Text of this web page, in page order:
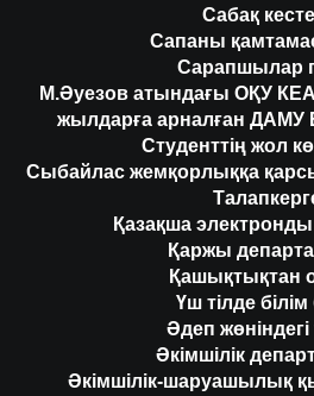
Сабақ
Сапаны
Сарапшылар
М.Әуезов атындағы ОҚУ
жылдарға арналған
Студенттің жол
Сыбайлас жемқорлыққа
Қазақша
Қаржы
Қашықтықтан
Үш тілде
Әдеп жөніндегі
Әкімшілік
Әкімшілік-шаруашылық